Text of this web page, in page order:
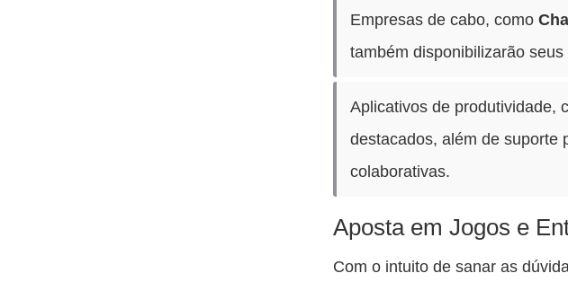
Empresas de cabo, como
também disponibilizarão seus
Aplicativos de produtividade,
destacados, além de suporte
colaborativas.
Aposta em Jogos e
Com o intuito de sanar as